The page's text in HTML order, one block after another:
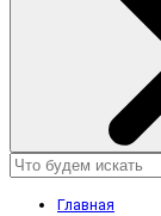
Главная